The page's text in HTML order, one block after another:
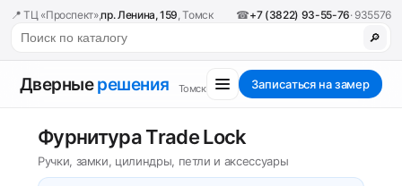
📍 ТЦ «Проспект»,пр. Ленина, 159, Томск ☎+7 (3822) 93-55-76· 935576
🔎
Дверныерешения Томск Записаться на замер
Фурнитура Trade Lock
Ручки, замки, цилиндры, петли и аксессуары